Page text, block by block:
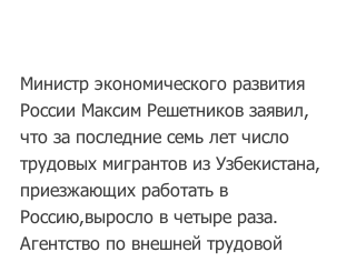
Министр экономического развития
России Максим Решетников заявил,
что за последние семь лет число
трудовых мигрантов из Узбекистана,
приезжающих работать в
Россию,выросло в четыре раза.
Агентство по внешней трудовой